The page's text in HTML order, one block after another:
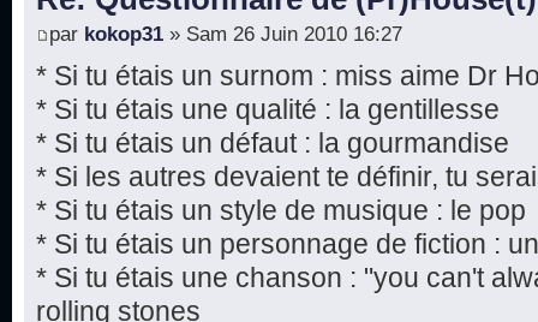
par kokop31 » Sam 26 Juin 2010 16:27
* Si tu étais un surnom : miss aime Dr
* Si tu étais une qualité : la gentillesse
* Si tu étais un défaut : la gourmandise
* Si les autres devaient te définir, tu
* Si tu étais un style de musique : le pop
* Si tu étais un personnage de fiction :
* Si tu étais une chanson : "you can't
rolling stones